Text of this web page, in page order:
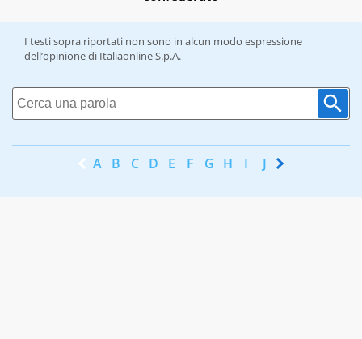
I testi sopra riportati non sono in alcun modo espressione
dell’opinione di Italiaonline S.p.A.
A B C D E F G H I J K